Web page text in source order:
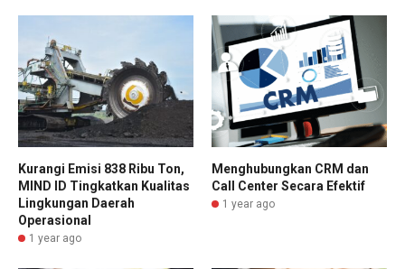
Kurangi Emisi 838 Ribu Ton,
MIND ID Tingkatkan Kualitas
Lingkungan Daerah
Operasional
1 year ago
Menghubungkan CRM dan
Call Center Secara Efektif
1 year ago